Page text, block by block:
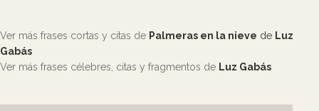
Ver más frases cortas y citas de Palmeras en la nieve de Luz
Gabás
Ver más frases célebres, citas y fragmentos de Luz Gabás